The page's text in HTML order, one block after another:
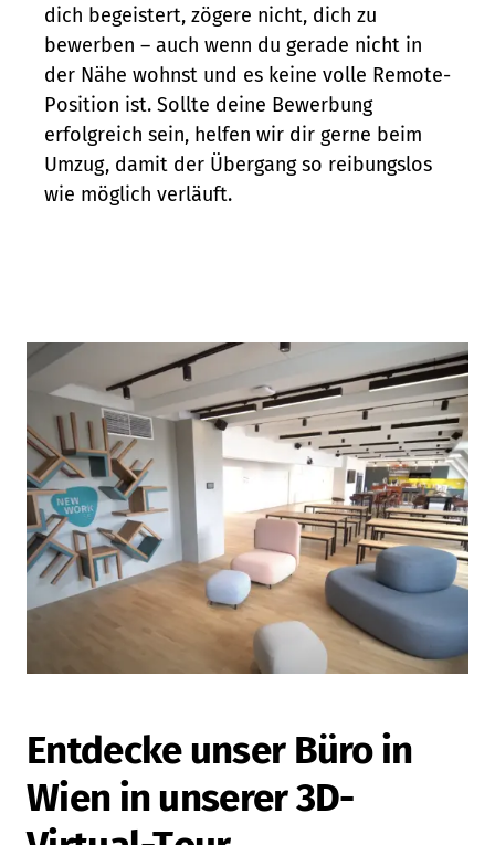
dich begeistert, zögere nicht, dich zu
bewerben – auch wenn du gerade nicht in
der Nähe wohnst und es keine volle Remote-
Position ist. Sollte deine Bewerbung
erfolgreich sein, helfen wir dir gerne beim
Umzug, damit der Übergang so reibungslos
wie möglich verläuft.
Entdecke unser Büro in
Wien in unserer 3D-